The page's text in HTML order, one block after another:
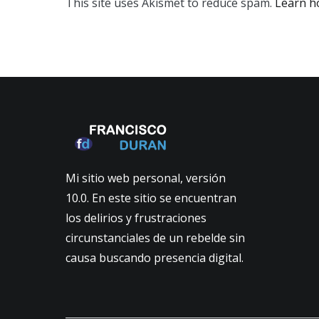
Mi sitio web personal, versión
10.0. En este sitio se encuentran
los delirios y frustraciones
circunstanciales de un rebelde sin
causa buscando presencia digital.